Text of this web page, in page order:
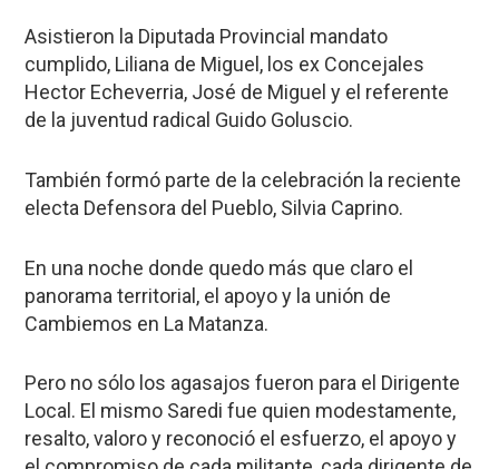
Asistieron la Diputada Provincial mandato
cumplido, Liliana de Miguel, los ex Concejales
Hector Echeverria, José de Miguel y el referente
de la juventud radical Guido Goluscio.
También formó parte de la celebración la reciente
electa Defensora del Pueblo, Silvia Caprino.
En una noche donde quedo más que claro el
panorama territorial, el apoyo y la unión de
Cambiemos en La Matanza.
Pero no sólo los agasajos fueron para el Dirigente
Local. El mismo Saredi fue quien modestamente,
resalto, valoro y reconoció el esfuerzo, el apoyo y